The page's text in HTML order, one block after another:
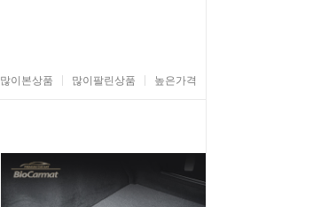
많이본상품 많이팔린상품 높은가격